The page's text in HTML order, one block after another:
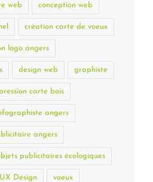
web conception web
création carte de voeux
logo angers
design web graphiste
carte bois
angers
angers
publicitaires écologiques
Design voeux